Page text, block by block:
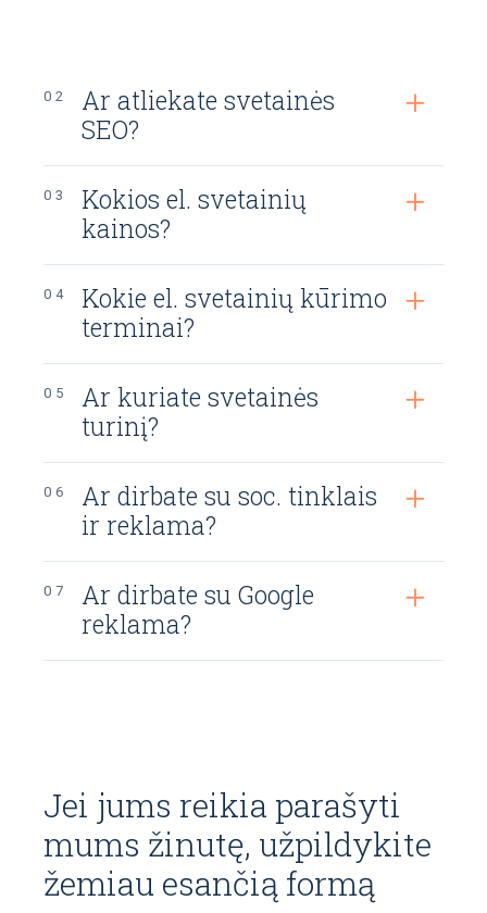
Ar atliekate svetainės
SEO?
Kokios el. svetainių
kainos?
Kokie el. svetainių kūrimo
terminai?
Ar kuriate svetainės
turinį?
Ar dirbate su soc. tinklais
ir reklama?
Ar dirbate su Google
reklama?
Jei jums reikia parašyti
mums žinutę, užpildykite
žemiau esančią formą